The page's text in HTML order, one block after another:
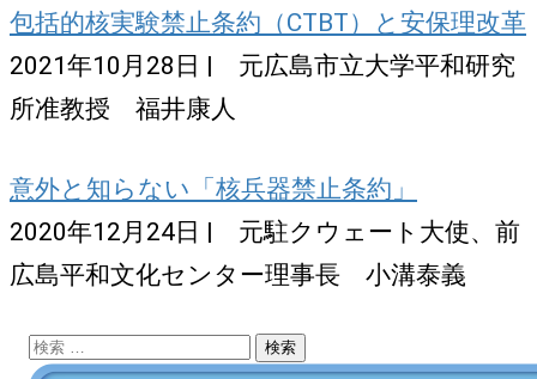
包括的核実験禁止条約（CTBT）と安保理改革
2021年10月28日 | 元広島市立大学平和研究
所准教授 福井康人
意外と知らない「核兵器禁止条約」
2020年12月24日 | 元駐クウェート大使、前
広島平和文化センター理事長 小溝泰義
検
索: